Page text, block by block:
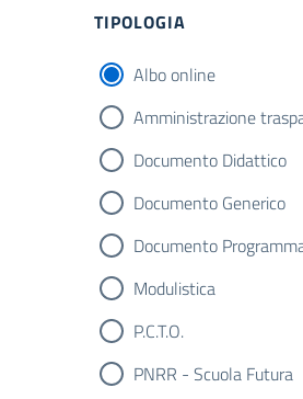
Filtri
TIPOLOGIA
Albo online
Amministrazione
Documento Didattico
Documento Generico
Documento
Modulistica
P.C.T.O.
PNRR - Scuola Futura